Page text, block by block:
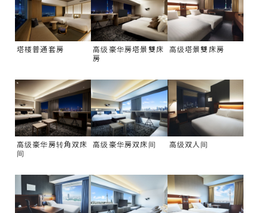
塔楼普通套房
高级豪华房塔景雙床
房
高级塔景雙床房
高级豪华房转角双床
间
高级豪华房双床间 高级双人间